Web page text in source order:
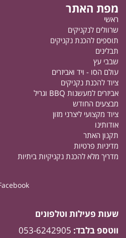
מפת האתר
ראשי
שרוולים לנקניקים
תוספים להכנת נקניקים
תבלינים
שבבי עץ
עולם הסו - ויד ואביזרים
ציוד להכנת נקניקים
אביזרים למעשנות BBQ וגריל
מבצעים החודש
ציוד מקצועי ליצרני מזון
אודותינו
תקנון האתר
מדיניות פרטיות
מדריך מלא להכנת נקניקיות ביתיות
שעות פעילות וטלפונים
ווטספ בלבד: 053-6242905